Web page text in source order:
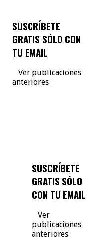
SUSCRÍBETE
GRATIS SÓLO CON
TU EMAIL
Ver publicaciones
anteriores
SUSCRÍBETE
GRATIS SÓLO
CON TU EMAIL
Ver
publicaciones
anteriores